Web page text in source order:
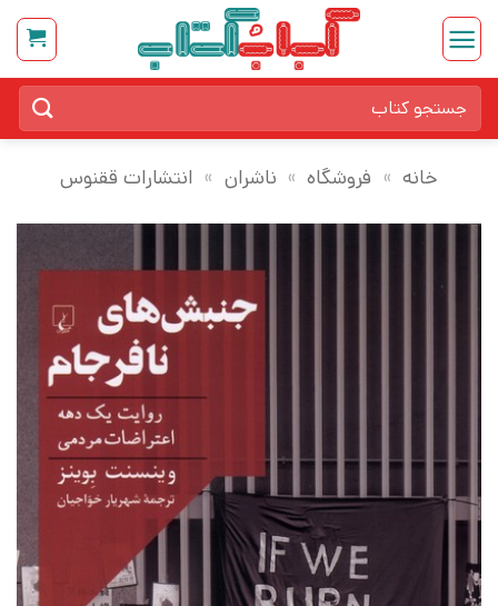
Skip
content
برای:
خانه » فروشگاه » ناشران » انتشارات ققنوس